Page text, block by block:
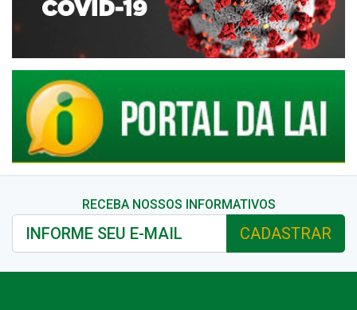
RECEBA NOSSOS INFORMATIVOS
CADASTRAR